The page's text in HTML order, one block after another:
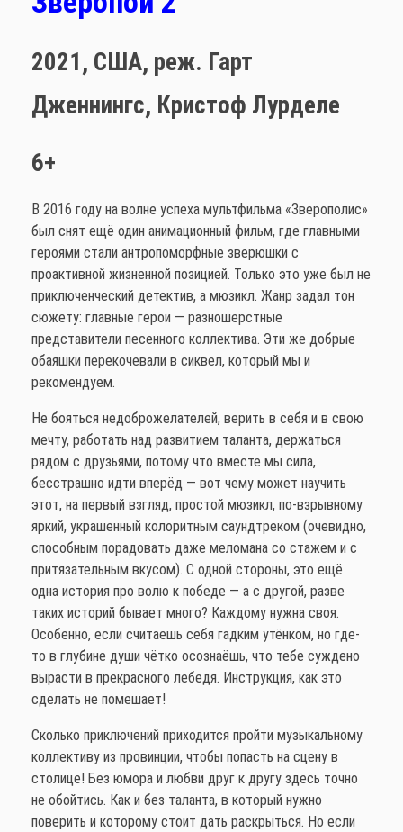
2021, США, реж. Гарт
Дженнингс, Кристоф Лурделе
6+
В 2016 году на волне успеха мультфильма «Зверополис»
был снят ещё один анимационный фильм, где главными
героями стали антропоморфные зверюшки с
проактивной жизненной позицией. Только это уже был не
приключенческий детектив, а мюзикл. Жанр задал тон
сюжету: главные герои — разношерстные
представители песенного коллектива. Эти же добрые
обаяшки перекочевали в сиквел, который мы и
рекомендуем.
Не бояться недоброжелателей, верить в себя и в свою
мечту, работать над развитием таланта, держаться
рядом с друзьями, потому что вместе мы сила,
бесстрашно идти вперёд — вот чему может научить
этот, на первый взгляд, простой мюзикл, по-взрывному
яркий, украшенный колоритным саундтреком (очевидно,
способным порадовать даже меломана со стажем и с
притязательным вкусом). С одной стороны, это ещё
одна история про волю к победе — а с другой, разве
таких историй бывает много? Каждому нужна своя.
Особенно, если считаешь себя гадким утёнком, но где-
то в глубине души чётко осознаёшь, что тебе суждено
вырасти в прекрасного лебедя. Инструкция, как это
сделать не помешает!
Сколько приключений приходится пройти музыкальному
коллективу из провинции, чтобы попасть на сцену в
столице! Без юмора и любви друг к другу здесь точно
не обойтись. Как и без таланта, в который нужно
поверить и которому стоит дать раскрыться. Но если